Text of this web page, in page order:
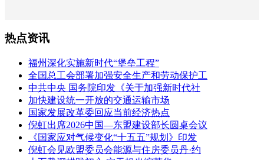
热点资讯
福州深化实施新时代“堡垒工程”
全国总工会部署加强安全生产和劳动保护工
中共中央 国务院印发《关于加强新时代社
加快建设统一开放的交通运输市场
国家发展改革委回应当前经济热点
倪虹出席2026中国—东盟建设部长圆桌会议
《国家应对气候变化“十五五”规划》印发
倪虹会见欧盟委员会能源与住房委员丹·约